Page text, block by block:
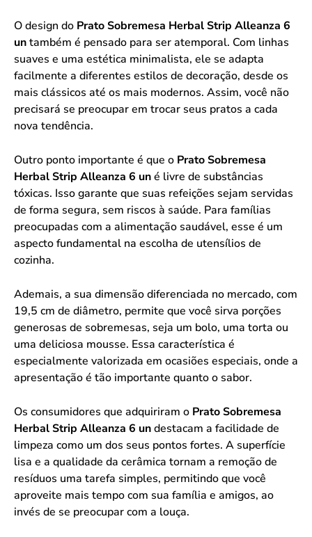
O design do Prato Sobremesa Herbal Strip Alleanza 6
untambém é pensado para ser atemporal. Com linhas
suaves e uma estética minimalista, ele se adapta
facilmente a diferentes estilos de decoração, desde os
mais clássicos até os mais modernos. Assim, você não
precisará se preocupar em trocar seus pratos a cada
nova tendência.
Outro ponto importante é que o Prato Sobremesa
Herbal Strip Alleanza 6 uné livre de substâncias
tóxicas. Isso garante que suas refeições sejam servidas
de forma segura, sem riscos à saúde. Para famílias
preocupadas com a alimentação saudável, esse é um
aspecto fundamental na escolha de utensílios de
cozinha.
Ademais, a sua dimensão diferenciada no mercado, com
19,5 cm de diâmetro, permite que você sirva porções
generosas de sobremesas, seja um bolo, uma torta ou
uma deliciosa mousse. Essa característica é
especialmente valorizada em ocasiões especiais, onde a
apresentação é tão importante quanto o sabor.
Os consumidores que adquiriram o Prato Sobremesa
Herbal Strip Alleanza 6 undestacam a facilidade de
limpeza como um dos seus pontos fortes. A superfície
lisa e a qualidade da cerâmica tornam a remoção de
resíduos uma tarefa simples, permitindo que você
aproveite mais tempo com sua família e amigos, ao
invés de se preocupar com a louça.